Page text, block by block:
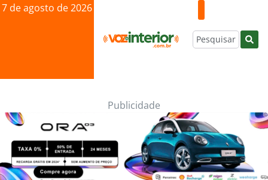
7 de agosto de 2026
Publicidade